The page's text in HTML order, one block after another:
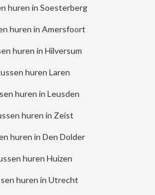
huren in Soesterberg
huren in Amersfoort
huren in Hilversum
huren Laren
huren in Leusden
huren in Zeist
huren in Den Dolder
huren Huizen
huren in Utrecht